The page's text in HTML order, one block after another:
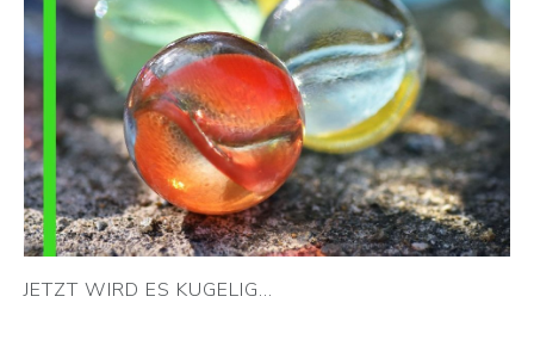
JETZT WIRD ES KUGELIG...